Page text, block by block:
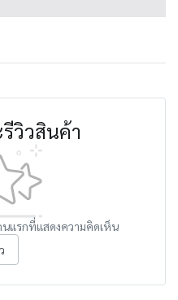
วิวสินค้า
แรกที่แสดงความคิดเห็น